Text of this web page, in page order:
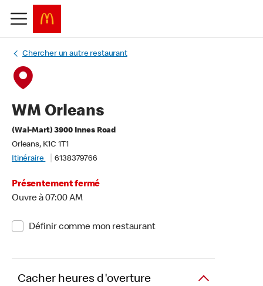
Chercher un autre restaurant
WM Orleans
(Wal-Mart) 3900 Innes Road
Orleans, K1C 1T1
Itinéraire
6138379766
Présentement fermé
Ouvre à 07:00 AM
Définir comme mon restaurant
Cacher heures d'overture